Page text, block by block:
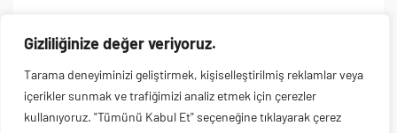
Gizliliğinize değer veriyoruz.
Tarama deneyiminizi geliştirmek, kişiselleştirilmiş reklamlar veya
içerikler sunmak ve trafiğimizi analiz etmek için çerezler
kullanıyoruz. "Tümünü Kabul Et" seçeneğine tıklayarak çerez
Kuaför Tezgahı
Güzellik & SPA
Yıkama Ünitesi
Exclusive
Fancy
Royal
Dream
HANOĞLU
İletişim
Yasal Sayfalar
E-POSTA ABONELİĞİ